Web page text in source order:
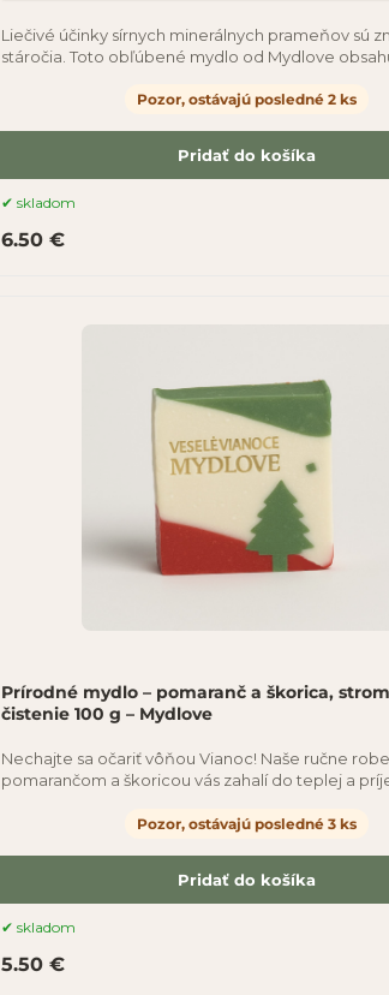
Liečivé účinky sírnych minerálnych prameňov sú
stáročia. Toto obľúbené mydlo od Mydlove
skladom
Pozor, ostávajú posledné 2 ks
6.50 €
Pridať do košíka
Prírodné mydlo – pomaranč a škorica,
čistenie 100 g – Mydlove
Nechajte sa očariť vôňou Vianoc! Naše ručne
pomarančom a škoricou vás zahalí do teplej a
skladom
Pozor, ostávajú posledné 3 ks
5.50 €
Pridať do košíka